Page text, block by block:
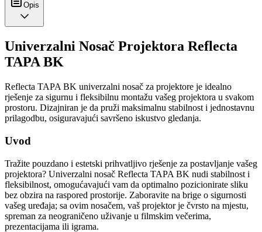
Opis
Univerzalni Nosač Projektora Reflecta
TAPA BK
Reflecta TAPA BK univerzalni nosač za projektore je idealno
rješenje za sigurnu i fleksibilnu montažu vašeg projektora u svakom
prostoru. Dizajniran je da pruži maksimalnu stabilnost i jednostavnu
prilagodbu, osiguravajući savršeno iskustvo gledanja.
Uvod
Tražite pouzdano i estetski prihvatljivo rješenje za postavljanje vašeg
projektora? Univerzalni nosač Reflecta TAPA BK nudi stabilnost i
fleksibilnost, omogućavajući vam da optimalno pozicionirate sliku
bez obzira na raspored prostorije. Zaboravite na brige o sigurnosti
vašeg uređaja; sa ovim nosačem, vaš projektor je čvrsto na mjestu,
spreman za neograničeno uživanje u filmskim večerima,
prezentacijama ili igrama.